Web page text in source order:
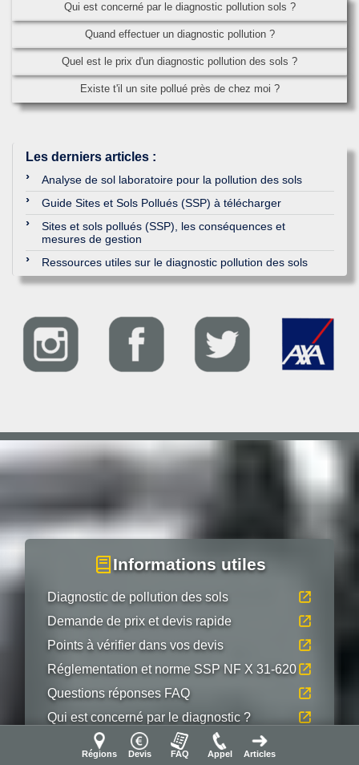
Qui est concerné par le diagnostic pollution sols ?
Quand effectuer un diagnostic pollution ?
Quel est le prix d'un diagnostic pollution des sols ?
Existe t'il un site pollué près de chez moi ?
Les derniers articles :
Analyse de sol laboratoire pour la pollution des sols
Guide Sites et Sols Pollués (SSP) à télécharger
Sites et sols pollués (SSP), les conséquences et
mesures de gestion
Ressources utiles sur le diagnostic pollution des sols
Informations utiles
Diagnostic de pollution des sols
Demande de prix et devis rapide
Points à vérifier dans vos devis
Réglementation et norme SSP NF X 31-620
Questions réponses FAQ
Qui est concerné par le diagnostic ?
Les 7 étapes du diagnostic pollution
Régions Devis FAQ Appel Articles